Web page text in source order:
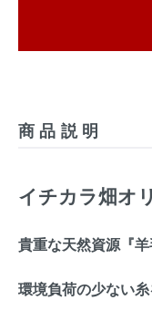
商品説明
イチカラ畑オ
貴重な天然資源『
環境負荷の少ない